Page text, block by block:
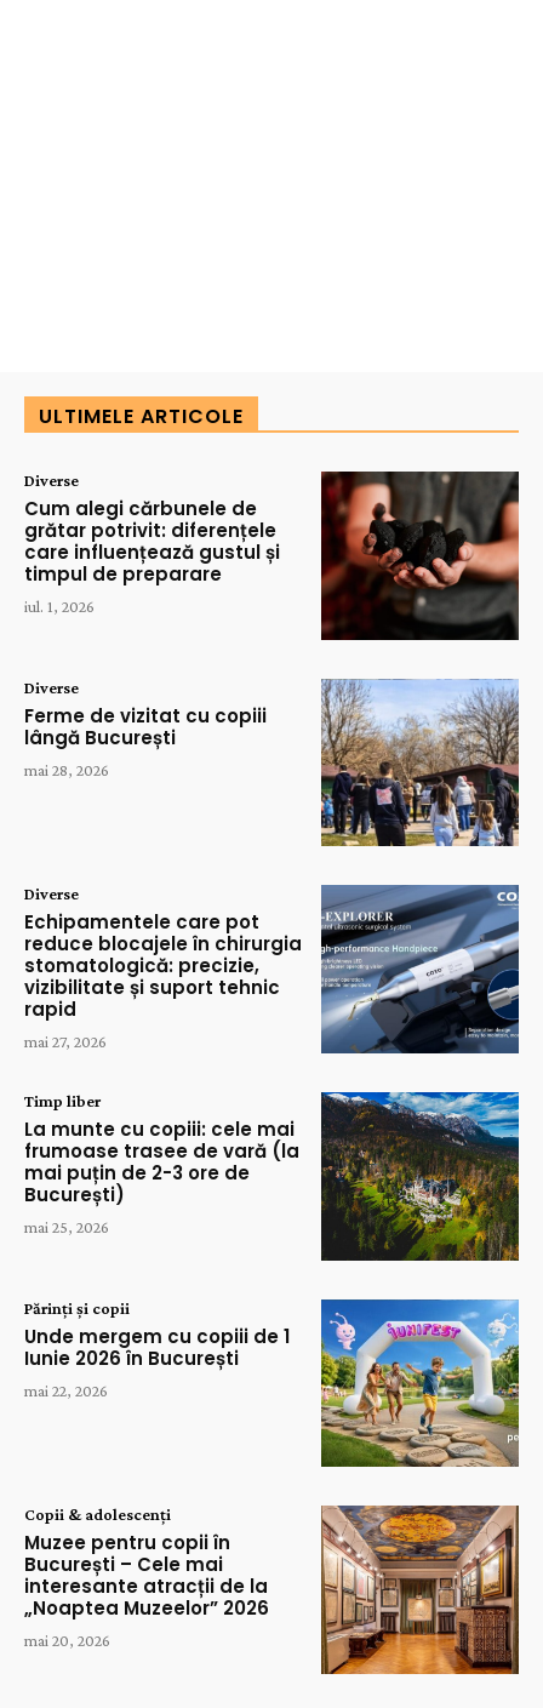
ULTIMELE ARTICOLE
Diverse
Cum alegi cărbunele de
grătar potrivit: diferențele
care influențează gustul și
timpul de preparare
iul. 1, 2026
Diverse
Ferme de vizitat cu copiii
lângă București
mai 28, 2026
Diverse
Echipamentele care pot
reduce blocajele în chirurgia
stomatologică: precizie,
vizibilitate și suport tehnic
rapid
mai 27, 2026
Timp liber
La munte cu copiii: cele mai
frumoase trasee de vară (la
mai puțin de 2-3 ore de
București)
mai 25, 2026
Părinți și copii
Unde mergem cu copiii de 1
Iunie 2026 în București
mai 22, 2026
Copii & adolescenți
Muzee pentru copii în
București – Cele mai
interesante atracții de la
„Noaptea Muzeelor” 2026
mai 20, 2026